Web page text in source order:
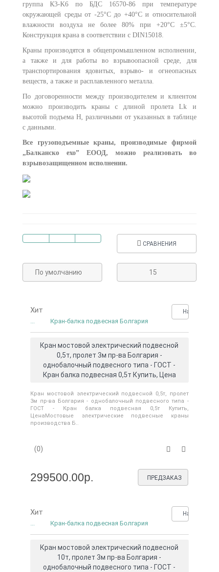
группа К3-K6 по БДС 16570-86 при температуре
окружающей среды от -25°С до +40°С и относительной
влажности воздуха не более 80% при +20°С ±5°C.
Конструкция крана в соответствии с DIN15018.
Краны производятся в общепромышленном исполнении,
а также и для работы во взрывоопасной среде, для
транспортирования ядовитых, взрыво- и огнеопасных
веществ, а также и расплавленного металла.
По договоренности между производителем и клиентом
можно производить краны с длиной пролета Lk и
высотой подъема Н, различными от указанных в таблице
с данными.
Все грузоподъемные краны, производимые фирмой
„Балканско ехо” ЕООД, можно реализовать во
взрывозащищенном исполнении.
СРАВНЕНИЯ
15
По умолчанию
Хит Нашли
... Кран-балка подвесная Болгария
Кран мостовой электрический подвесной
0,5т, пролет 3м пр-ва Болгария -
однобалочный подвесного типа - ГОСТ -
Кран балка подвесная 0,5т Купить, Цена
Кран мостовой электрический подвесной 0,5т, пролет
3м пр-ва Болгария - однобалочный подвесного типа -
ГОСТ - Кран балка подвесная 0,5т Купить,
ЦенаМостовые электрические подвесные краны
производства Б..
(0)
299500.00р. ПРЕДЗАКАЗ
Хит Нашли
... Кран-балка подвесная Болгария
Кран мостовой электрический подвесной
10т, пролет 3м пр-ва Болгария -
однобалочный подвесного типа - ГОСТ -